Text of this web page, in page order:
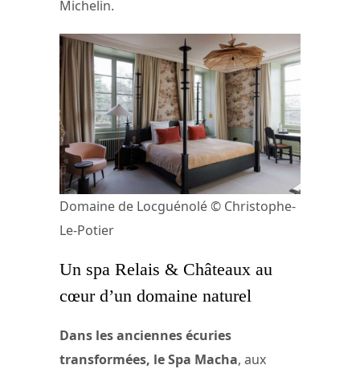
Michelin.
Domaine de Locguénolé © Christophe-
Le-Potier
Un spa Relais & Châteaux au
cœur d’un domaine naturel
Dans les anciennes écuries
transformées, le Spa Macha, aux